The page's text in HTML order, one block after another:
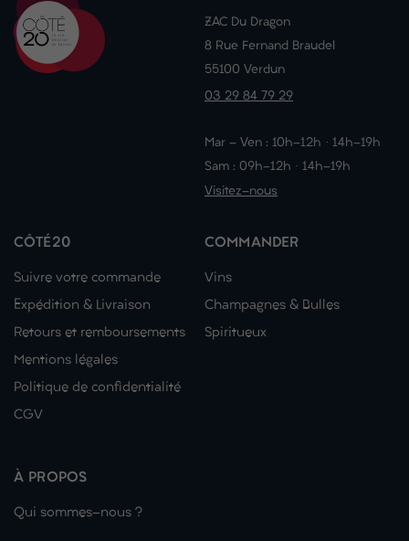
ZAC Du Dragon
8 Rue Fernand Braudel
55100 Verdun
03 29 84 79 29
Mar - Ven : 10h-12h · 14h-19h
Sam : 09h-12h · 14h-19h
Visitez-nous
CÔTÉ20
Suivre votre commande
Expédition & Livraison
Retours et remboursements
Mentions légales
Politique de confidentialité
CGV
COMMANDER
Vins
Champagnes & Bulles
Spiritueux
À PROPOS
Qui sommes-nous ?